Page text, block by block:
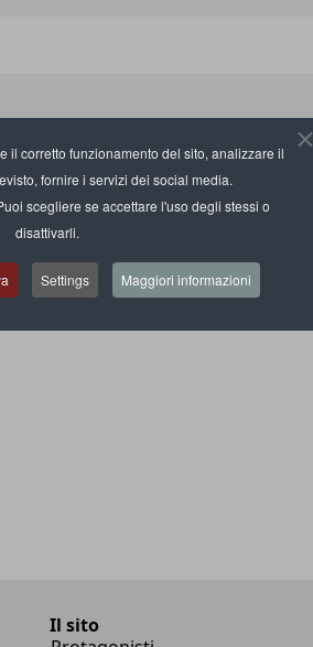
il corretto funzionamento del sito, analizzare il
fornire i servizi dei social media.
scegliere se accettare l'uso degli stessi o
disattivarli.
Settings Maggiori informazioni
Il sito